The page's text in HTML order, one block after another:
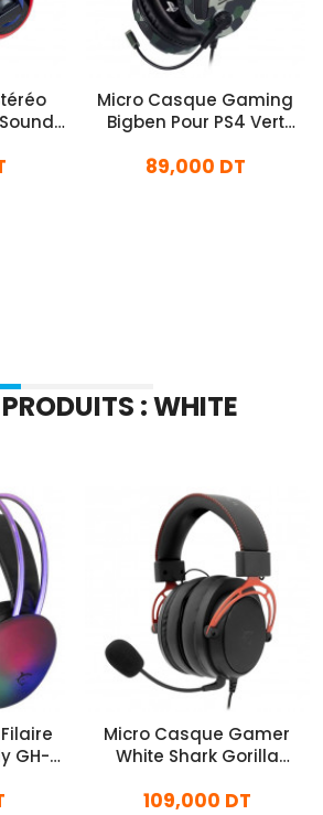
Micro Casque Gaming
Bigben Pour PS4 Vert
89,000 DT
: WHITE
GH-
Micro Casque Gamer
White Shark Gorilla
109,000 DT